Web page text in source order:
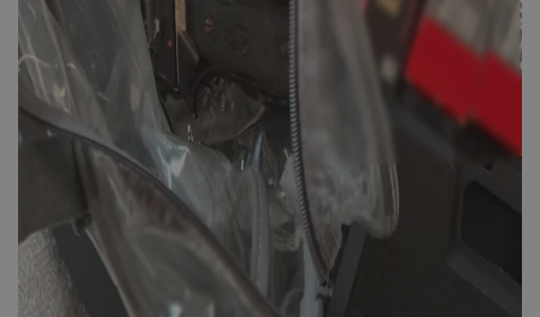
usprivacy
.lifenewscy.tothemaonline.com
ASP.NET_SessionId
Microsoft Corporation